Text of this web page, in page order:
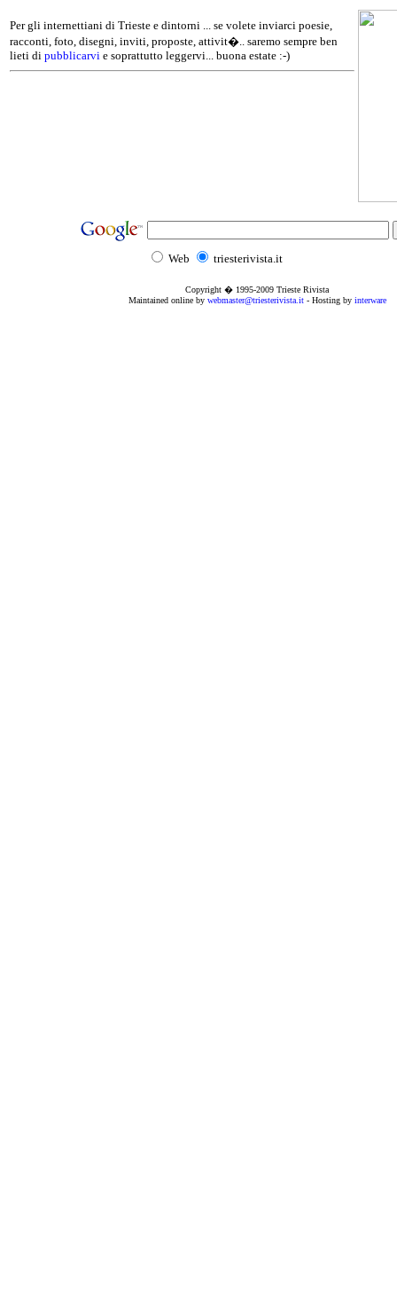
Per gli internettiani di Trieste e dintorni ... se volete inviarci poesie,
racconti, foto, disegni, inviti, proposte, attivit�.. saremo sempre ben
lieti di pubblicarvi e soprattutto leggervi... buona estate :-)
Web triesterivista.it
Copyright � 1995-2009 Trieste Rivista
Maintained online by webmaster@triesterivista.it- Hosting by interware